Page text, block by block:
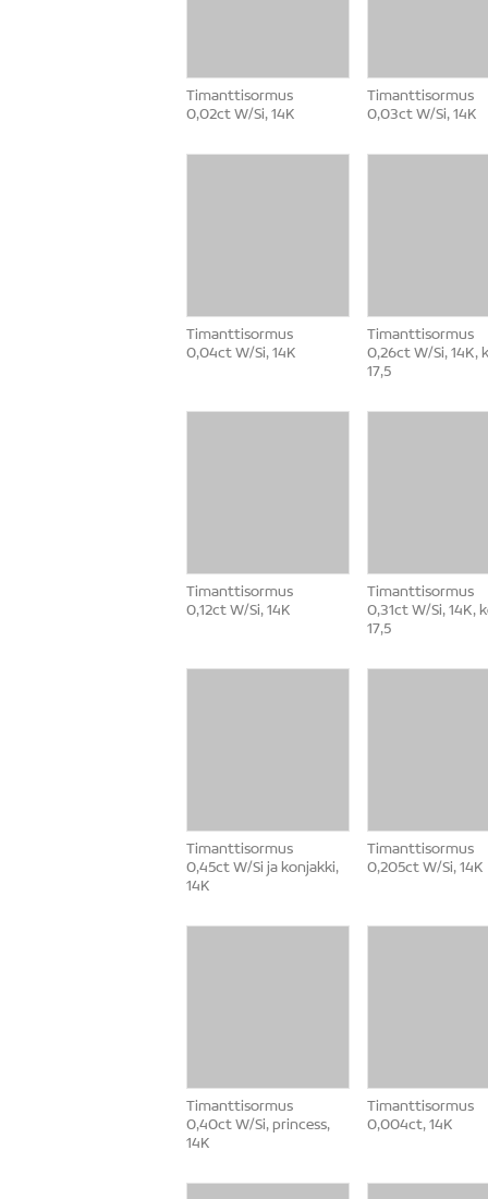
Timanttisormus
0,02ct W/Si, 14K
Timanttisormus
0,03ct W/Si, 14K
Timanttisormus
0,04ct W/Si, 14K
Timanttisormus
0,26ct W/Si, 14K,
17,5
Timanttisormus
0,12ct W/Si, 14K
Timanttisormus
0,31ct W/Si, 14K,
17,5
Timanttisormus
0,45ct W/Si ja konjakki,
14K
Timanttisormus
0,205ct W/Si, 14K
Timanttisormus
0,40ct W/Si, princess,
14K
Timanttisormus
0,004ct, 14K